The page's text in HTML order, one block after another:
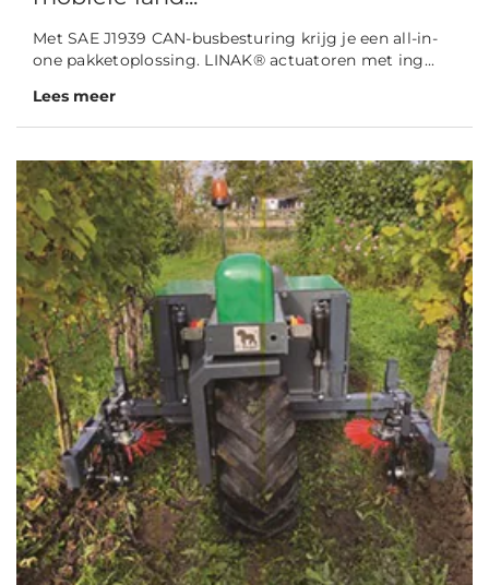
Met SAE J1939 CAN-busbesturing krijg je een all-in-
one pakketoplossing. LINAK® actuatoren met ing...
Lees meer